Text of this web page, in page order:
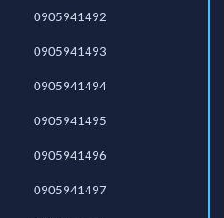
0905941492
0905941493
0905941494
0905941495
0905941496
0905941497